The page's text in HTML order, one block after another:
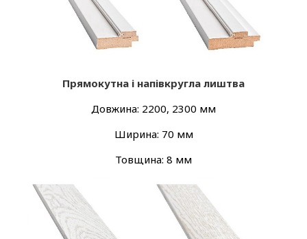
Прямокутна і напівкругла лиштва
Довжина: 2200, 2300 мм
Ширина: 70 мм
Товщина: 8 мм